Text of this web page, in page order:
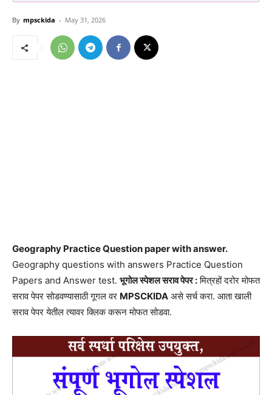
By mpsckida - May 31, 2026
Geography Practice Question paper with answer.
Geography questions with answers Practice Question
Papers and Answer test. भूगोल स्पेशल सराव पेपर :मित्रहों दरोर मोफत
सराव पेपर सोडवण्यासाठी गूगल वर MPSCKIDA असे सर्च करा. आता खाली
सराव पेपर येतील त्यावर क्लिक करून मोफत सोडवा.